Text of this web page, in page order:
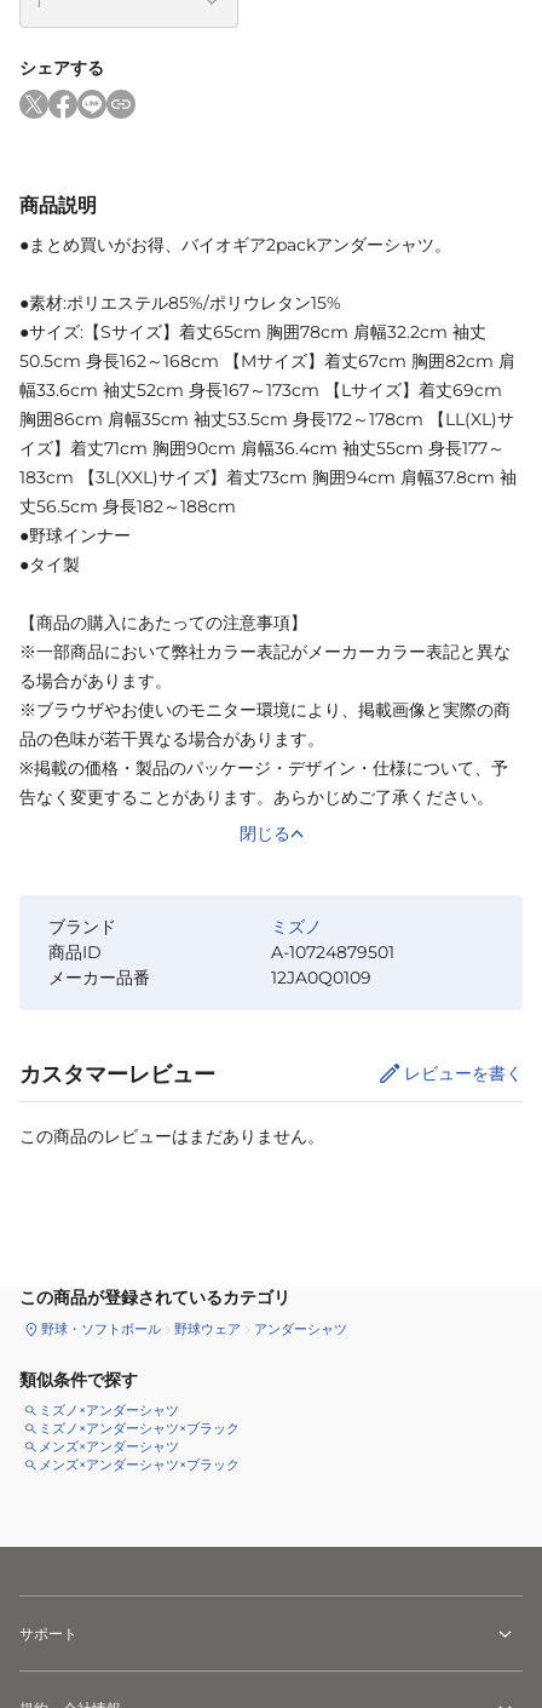
シェアする
商品説明
●まとめ買いがお得、バイオギア2packアンダーシャツ。
●素材:ポリエステル85%/ポリウレタン15%
●サイズ:【Sサイズ】着丈65cm 胸囲78cm 肩幅32.2cm 袖丈
50.5cm 身長162～168cm 【Mサイズ】着丈67cm 胸囲82cm 肩
幅33.6cm 袖丈52cm 身長167～173cm 【Lサイズ】着丈69cm
胸囲86cm 肩幅35cm 袖丈53.5cm 身長172～178cm 【LL(XL)サ
イズ】着丈71cm 胸囲90cm 肩幅36.4cm 袖丈55cm 身長177～
183cm 【3L(XXL)サイズ】着丈73cm 胸囲94cm 肩幅37.8cm 袖
丈56.5cm 身長182～188cm
●野球インナー
●タイ製
【商品の購入にあたっての注意事項】
※一部商品において弊社カラー表記がメーカーカラー表記と異な
る場合があります。
※ブラウザやお使いのモニター環境により、掲載画像と実際の商
品の色味が若干異なる場合があります。
※掲載の価格・製品のパッケージ・デザイン・仕様について、予
告なく変更することがあります。あらかじめご了承ください。
閉じる
ブランド
ミズノ
商品ID
A-10724879501
メーカー品番
12JA0Q0109
カスタマーレビュー レビューを書く
この商品のレビューはまだありません。
この商品が登録されているカテゴリ
野球・ソフトボール 野球ウェア アンダーシャツ
類似条件で探す
ミズノ×アンダーシャツ
ミズノ×アンダーシャツ×ブラック
メンズ×アンダーシャツ
メンズ×アンダーシャツ×ブラック
サポート